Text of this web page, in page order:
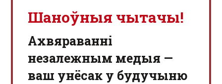
Шаноўныя чытачы!
Aхвяраванні
незалежным медыя —
ваш унёсак у будучыню